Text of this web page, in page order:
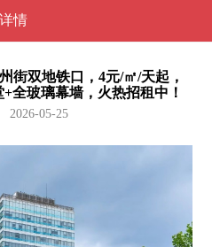
详情
街双地铁口，4元/㎡/天起，
全玻璃幕墙，火热招租中！
05-25